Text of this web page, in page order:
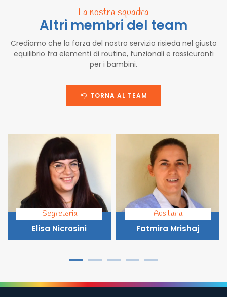
La nostra squadra
Altri membri del team
Crediamo che la forza del nostro servizio risieda nel giusto
equilibrio fra elementi di routine, funzionali e rassicuranti
per i bambini.
TORNA AL TEAM
Segreteria
Elisa Nicrosini
Ausiliaria
Fatmira Mrishaj